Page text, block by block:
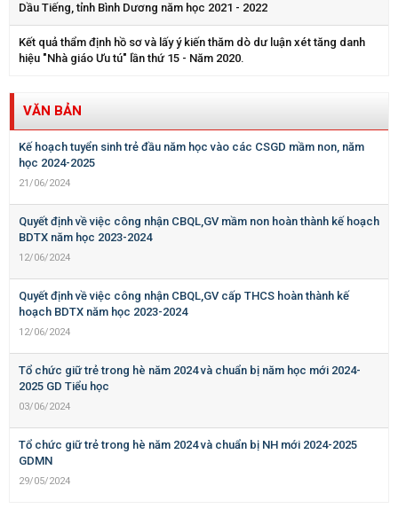
Dầu Tiếng, tỉnh Bình Dương năm học 2021 - 2022
Kết quả thẩm định hồ sơ và lấy ý kiến thăm dò dư luận xét tăng danh
hiệu "Nhà giáo Ưu tú" lần thứ 15 - Năm 2020.
VĂN BẢN
Kế hoạch tuyển sinh trẻ đầu năm học vào các CSGD mầm non, năm
học 2024-2025
21/06/2024
Quyết định về việc công nhận CBQL,GV mầm non hoàn thành kế hoạch
BDTX năm học 2023-2024
12/06/2024
Quyết định về việc công nhận CBQL,GV cấp THCS hoàn thành kế
hoạch BDTX năm học 2023-2024
12/06/2024
Tổ chức giữ trẻ trong hè năm 2024 và chuẩn bị năm học mới 2024-
2025 GD Tiểu học
03/06/2024
Tổ chức giữ trẻ trong hè năm 2024 và chuẩn bị NH mới 2024-2025
GDMN
29/05/2024